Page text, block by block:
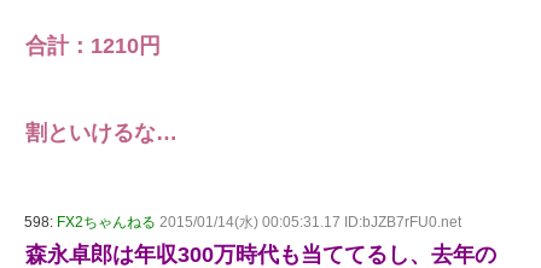
合計：1210円
割といけるな…
598: FX2ちゃんねる 2015/01/14(水) 00:05:31.17 ID:bJZB7rFU0.net
森永卓郎は年収300万時代も当ててるし、去年の